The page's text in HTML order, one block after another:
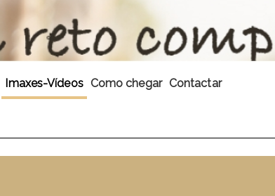
Imaxes-Vídeos Como chegar Contactar